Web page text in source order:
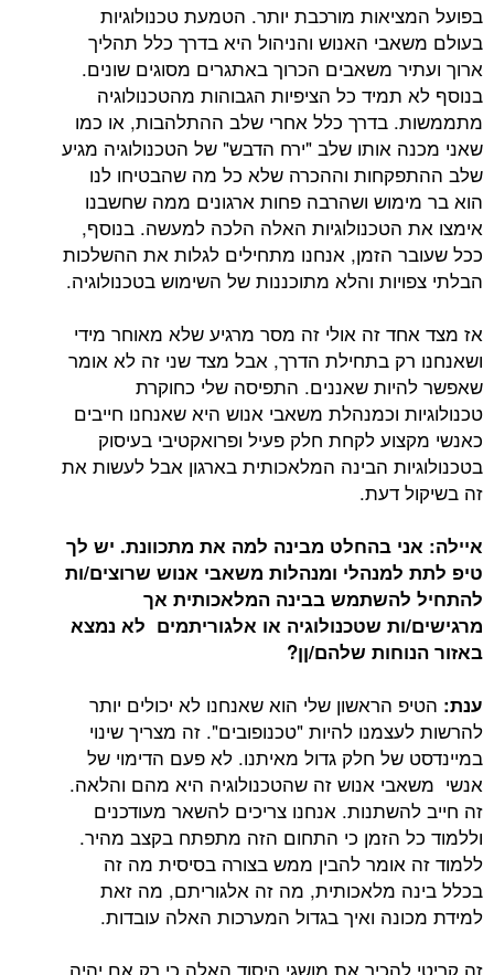
בפועל המציאות מורכבת יותר. הטמעת טכנולוגיות
בעולם משאבי האנוש והניהול היא בדרך כלל תהליך
ארוך ועתיר משאבים הכרוך באתגרים מסוגים שונים.
בנוסף לא תמיד כל הציפיות הגבוהות מהטכנולוגיה
מתממשות. בדרך כלל אחרי שלב ההתלהבות, או כמו
שאני מכנה אותו שלב "ירח הדבש" של הטכנולוגיה מגיע
שלב ההתפקחות וההכרה שלא כל מה שהבטיחו לנו
הוא בר מימוש ושהרבה פחות ארגונים ממה שחשבנו
אימצו את הטכנולוגיות האלה הלכה למעשה. בנוסף,
ככל שעובר הזמן, אנחנו מתחילים לגלות את ההשלכות
הבלתי צפויות והלא מתוכננות של השימוש בטכנולוגיה.
אז מצד אחד זה אולי זה מסר מרגיע שלא מאוחר מידי
ושאנחנו רק בתחילת הדרך, אבל מצד שני זה לא אומר
שאפשר להיות שאננים. התפיסה שלי כחוקרת
טכנולוגיות וכמנהלת משאבי אנוש היא שאנחנו חייבים
כאנשי מקצוע לקחת חלק פעיל ופרואקטיבי בעיסוק
בטכנולוגיות הבינה המלאכותית בארגון אבל לעשות את
זה בשיקול דעת.
איילה: אני בהחלט מבינה למה את מתכוונת. יש לך
טיפ לתת למנהלי ומנהלות משאבי אנוש שרוצים/ות
להתחיל להשתמש בבינה המלאכותית אך
מרגישים/ות שטכנולוגיה או אלגוריתמים לא נמצא
באזור הנוחות שלהם/ןן?
ענת: הטיפ הראשון שלי הוא שאנחנו לא יכולים יותר
להרשות לעצמנו להיות "טכנופובים". זה מצריך שינוי
במיינדסט של חלק גדול מאיתנו. לא פעם הדימוי של
אנשי משאבי אנוש זה שהטכנולוגיה היא מהם והלאה.
זה חייב להשתנות. אנחנו צריכים להשאר מעודכנים
וללמוד כל הזמן כי התחום הזה מתפתח בקצב מהיר.
ללמוד זה אומר להבין ממש בצורה בסיסית מה זה
בכלל בינה מלאכותית, מה זה אלגוריתם, מה זאת
למידת מכונה ואיך בגדול המערכות האלה עובדות.
זה קריטי להכיר את מושגי היסוד האלה כי רק אם יהיה